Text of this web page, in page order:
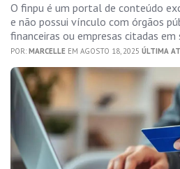
O finpu é um portal de conteúdo
e não possui vínculo com órgãos
financeiras ou empresas citadas em
POR: MARCELLE EM AGOSTO 18, 2025 ÚLTIMA